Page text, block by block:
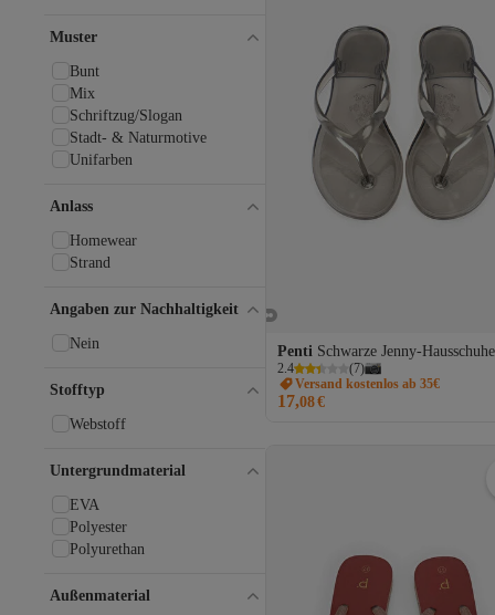
Penti Schwarze Jenny-Hausschuhe
2.4 (7)
Versand kostenlos ab 35€
17,08€
Dynafit
EMU Australia
Esem
Eva Longoria
Fast Step
Felipa
Freemax
Gökçe Shoes
GÖNDERİ(R)
Guess
Havaianas
hummel
I Love Shoes
IGOR
İnci
Jump
LAL SHOES & BAGS
Muster
Bunt
Mix
Schriftzug/Slogan
Stadt- & Naturmotive
Unifarben
Anlass
Homewear
Strand
Angaben zur Nachhaltigkeit
Nein
Stofftyp
Webstoff
Untergrundmaterial
EVA
Polyester
Polyurethan
Außenmaterial